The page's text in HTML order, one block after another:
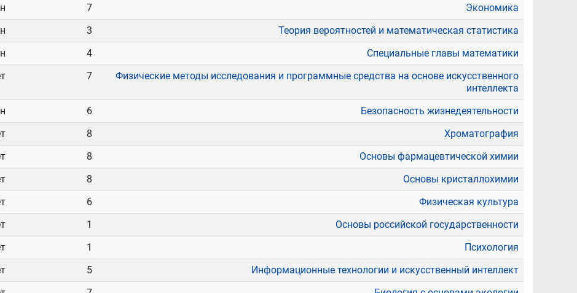
Экономика
7
Теория вероятностей и математическая статистика
3
Специальные главы математики
4
Физические методы исследования и программные средства на основе искусственного
интеллекта
7
Безопасность жизнедеятельности
6
Хроматография
8
Основы фармацевтической химии
8
Основы кристаллохимии
8
Физическая культура
6
Основы российской государственности
1
Психология
1
Информационные технологии и искусственный интеллект
5